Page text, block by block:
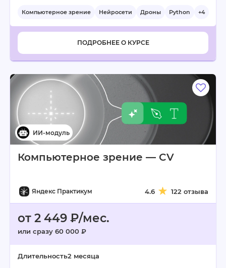
Компьютерное зрение Нейросети Дроны Python +4
ПОДРОБНЕЕ О КУРСЕ
Компьютерное зрение — CV
Яндекс Практикум 4.6 122 отзыва
от 2 449 ₽/мес.
или сразу 60 000 ₽
Длительность2 месяца